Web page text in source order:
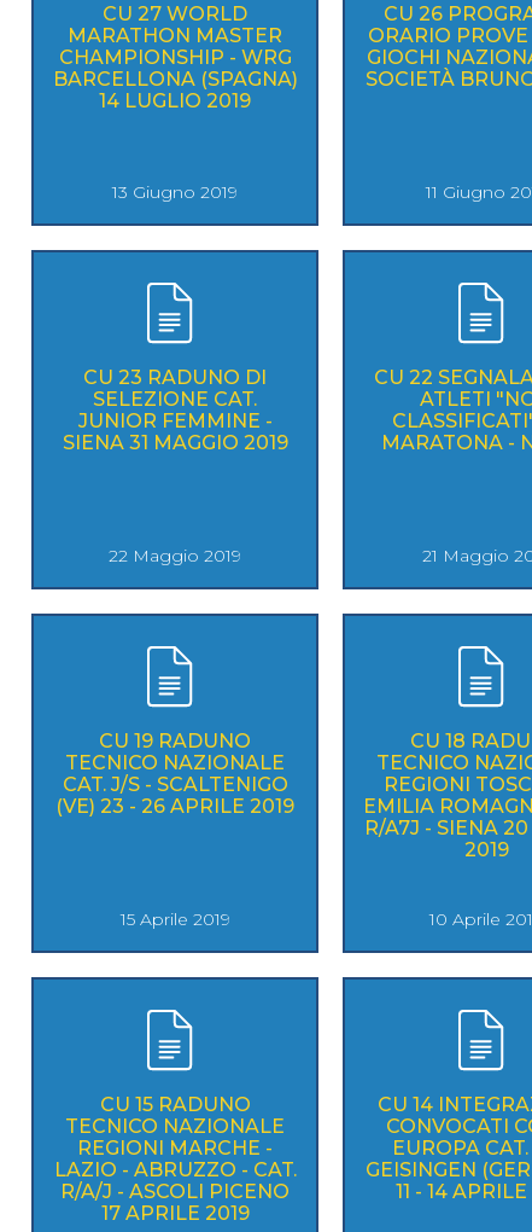
CU 27 WORLD
MARATHON MASTER
CHAMPIONSHIP - WRG
BARCELLONA (SPAGNA)
14 LUGLIO 2019
13 Giugno 2019
CU 26
ORARIO PROVE
GIOCHI
SOCIETÀ
11 Giugno
CU 23 RADUNO DI
SELEZIONE CAT.
JUNIOR FEMMINE -
SIENA 31 MAGGIO 2019
22 Maggio 2019
CU 22
ATLETI
MARATONA -
21 Maggio
CU 19 RADUNO
TECNICO NAZIONALE
CAT. J/S - SCALTENIGO
(VE) 23 - 26 APRILE 2019
15 Aprile 2019
CU 18
TECNICO
REGIONI
EMILIA
R/A7J - SIENA
2019
10 Aprile
CU 15 RADUNO
TECNICO NAZIONALE
REGIONI MARCHE -
LAZIO - ABRUZZO - CAT.
R/A/J - ASCOLI PICENO
17 APRILE 2019
CU 14
CONVOCATI
EUROPA
GEISINGEN
11 - 14